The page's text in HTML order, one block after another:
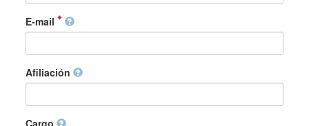
E-mail
Afiliación
Cargo